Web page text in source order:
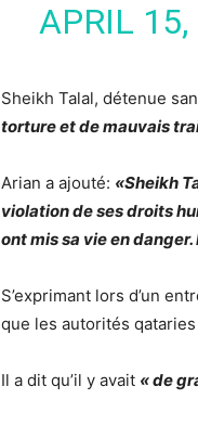
APRIL
Sheikh Talal, détenue
torture et de mauvais
Arian a ajouté: «Sheikh
violation de ses droits
ont mis sa vie en
S’exprimant lors d’un
que les autorités
Il a dit qu’il y avait « de